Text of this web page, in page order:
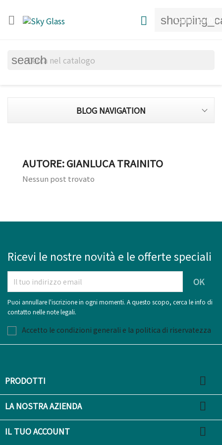
 Carrello(0)

search
BLOG NAVIGATION
AUTORE: GIANLUCA TRAINITO
Nessun post trovato
Ricevi le nostre novità e le offerte speciali
Puoi annullare l'iscrizione in ogni momenti. A questo scopo, cerca le info di
contatto nelle note legali.
Accetto le condizioni generali e la politica di riservatezza
PRODOTTI 
LA NOSTRA AZIENDA 
IL TUO ACCOUNT 